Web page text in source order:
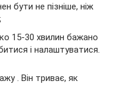
бути не пізніше, ніж
15-30 хвилин бажано
і налаштуватися.
. Він триває, як